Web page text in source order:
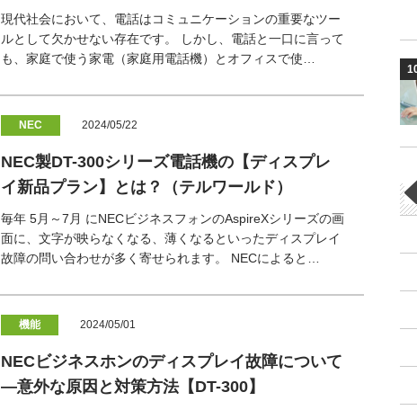
現代社会において、電話はコミュニケーションの重要なツー
ルとして欠かせない存在です。 しかし、電話と一口に言って
も、家庭で使う家電（家庭用電話機）とオフィスで使…
NEC 2024/05/22
NEC製DT-300シリーズ電話機の【ディスプレ
イ新品プラン】とは？（テルワールド）
毎年 5月～7月 にNECビジネスフォンのAspireXシリーズの画
面に、文字が映らなくなる、薄くなるといったディスプレイ
故障の問い合わせが多く寄せられます。 NECによると…
機能 2024/05/01
NECビジネスホンのディスプレイ故障について
―意外な原因と対策方法【DT-300】